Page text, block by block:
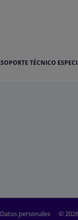
SOPORTE TÉCNICO
Datos personales ©